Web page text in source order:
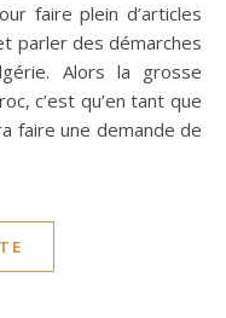
parler des démarches
Alors la grosse
c’est qu’en tant que
faire une demande de